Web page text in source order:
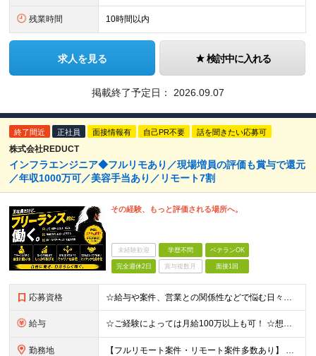
残業時間 10時間以内
求人を見る 検討中に入れる
掲載終了予定日： 2026.09.07
終了間近 正社員 面接情報有 自己PR不要 話を聞きたい応募可
株式会社REDUCT
インフラエンジニア◆フルリモあり／現場増員の評価も賞与で還元
／年収1000万可／美容手当あり／リモート7割
その経験、もっと評価される場所へ。
未経験歓迎 学歴不問 ベテランOK
完全週休2日 賞与複数月 面接1回
応募資格 ☆給与や案件、営業との関係性などで悩む日々から解放されましょう！ ☆経験の浅い初級エンジニアの方も、キャリア相談のつもりでお気軽にご応募ください◎ ●インフラエンジニアとしての実務経験をお持ちの方（工
給与 ☆ご経験によっては月給100万以上も可！ ☆想定年収400万～1300万円 ☆Udemyなどの費用も会社負担！美容手当もあり◎ ◆月給30万円～100万円 (固定残業代含む)＋各種手当＋賞与1回 ※
勤務地 【フルリモート案件・リモート案件多数あり】 ◆東京都(23区内)、神奈川県、千葉県、埼玉県などの各プロジェクト先 ◆本社：東京都渋谷区恵比寿西2-8-4 EX恵比寿西ビル5階 ※(変更の範囲)上記を